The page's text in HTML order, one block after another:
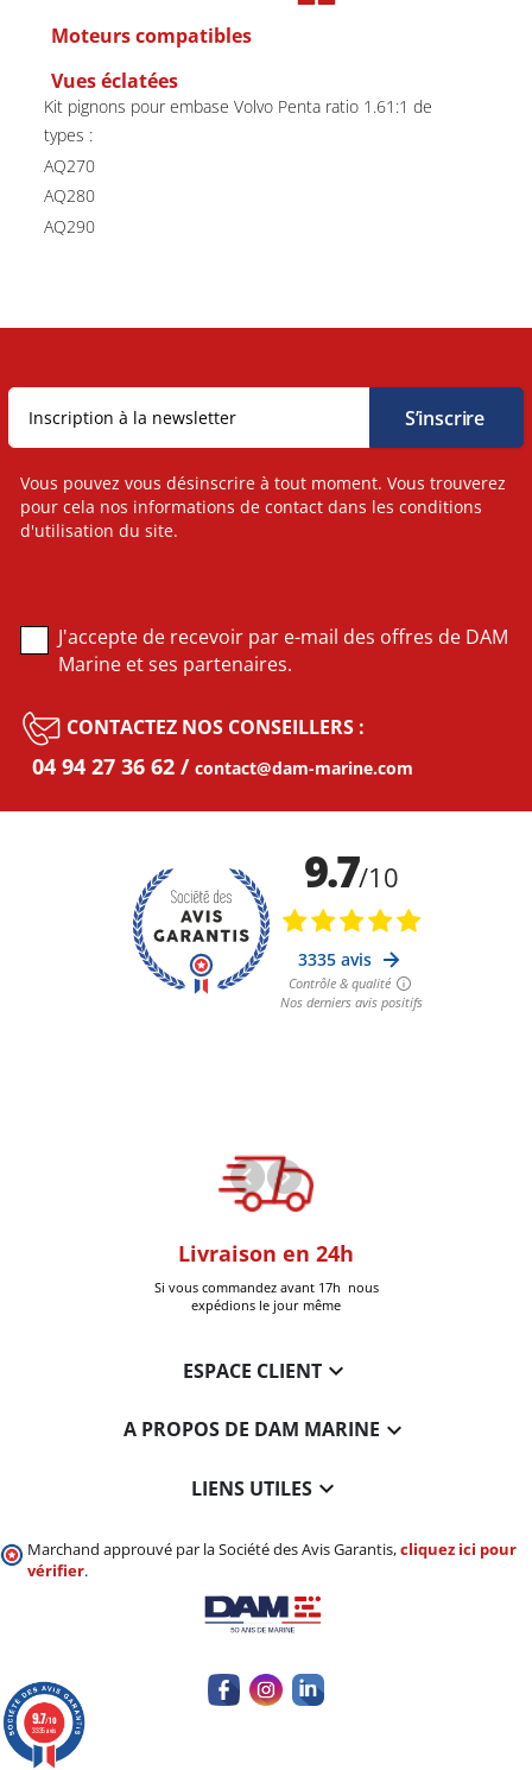
Moteurs compatibles
Vues éclatées
Kit pignons pour embase Volvo Penta ratio 1.61:1 de
types :
AQ270
AQ280
AQ290
Livraison en 24h
Si vous commandez avant 17h nous
expédions le jour même
Vous pouvez vous désinscrire à tout moment. Vous trouverez
pour cela nos informations de contact dans les conditions
d'utilisation du site.
J'accepte de recevoir par e-mail des offres de DAM
Marine et ses partenaires.
CONTACTEZ NOS CONSEILLERS :
04 94 27 36 62 contact@dam-marine.com
ESPACE CLIENT
A PROPOS DE DAM MARINE 
LIENS UTILES 
Marchand approuvé par la Société des Avis Garantis,cliquez ici pour
vérifier.
9.7/10
3335 avis